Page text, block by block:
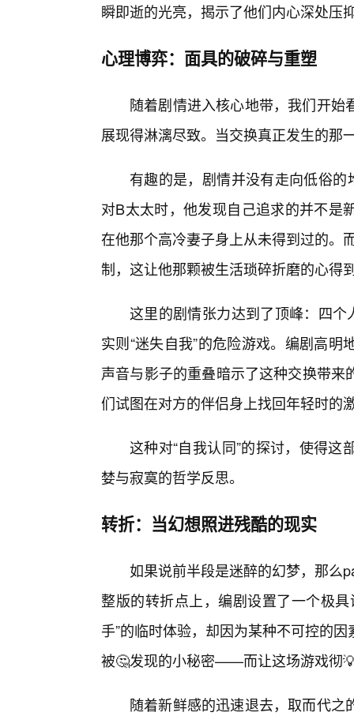
瞬即逝的光亮，揭示了他们内心深处压
心理博弈：面具的破碎与重塑
随着剧情进入核心地带，我们开
展现得淋漓尽致。当交换真正发生的那
有趣的是，剧情并没有走向低俗
对B太太时，他发现自己追求的并不是
在他那个高冷妻子身上从未得到过的。
制，这让他那颗被生活琐碎折磨的心得
这里的剧情张力达到了顶峰：四个
实则“迷失自我”的危险游戏。编剧高
声音与影子的重叠暗示了这种交换带
们试图在对方的伴侣身上找回年轻时的
这种对“自我认同”的探讨，使得
婪与寂寞的哲学反思。
转折：当幻想照进残酷的现实
如果说前半段是迷醉的幻梦，那么
整版的转折点上，编剧设置了一个极
手”的临时体验，却因为某种不可控的
被🤔发现的小秘密——而让这场游戏彻
随着新鲜感的迅速退去，取而代